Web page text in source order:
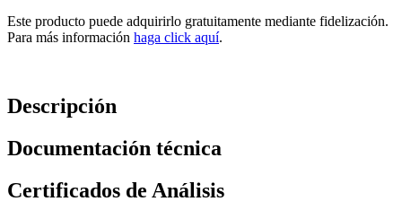
Este producto puede adquirirlo gratuitamente mediante fidelización.
Para más información haga click aquí.
Descripción
Documentación técnica
Certificados de Análisis